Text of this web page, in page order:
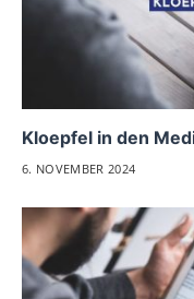
Kloepfel in den
6. NOVEMBER 2024